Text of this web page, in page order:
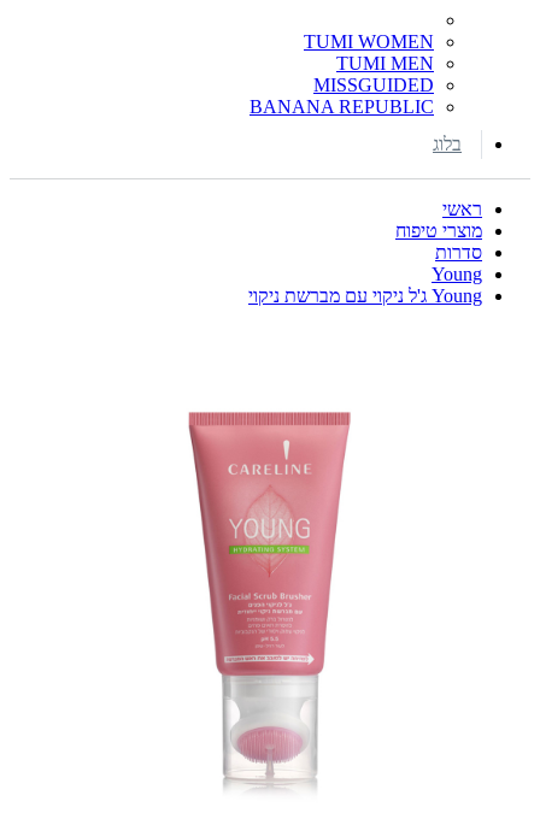
TUMI WOMEN
TUMI MEN
MISSGUIDED
BANANA REPUBLIC
בלוג
ראשי
מוצרי טיפוח
סדרות
Young
Young ג'ל ניקוי עם מברשת ניקוי